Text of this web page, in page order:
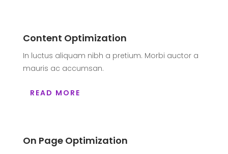
Content Optimization
In luctus aliquam nibh a pretium. Morbi auctor a
mauris ac accumsan.
READ MORE
On Page Optimization